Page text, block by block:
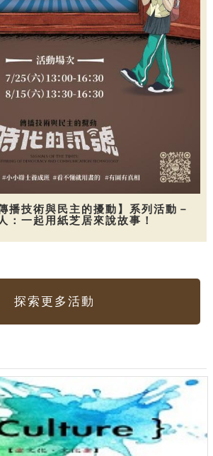
播技術與民主的擾動】系列活動－
：一起用紙芝居來說故事！
探索更多活動